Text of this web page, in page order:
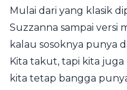
Mulai dari yang klasik
Suzzanna sampai versi
kalau sosoknya punya
Kita takut, tapi kita juga
kita tetap bangga